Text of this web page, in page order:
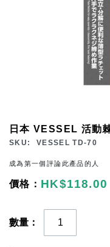
日本 VESSEL 活動
SKU VESSEL TD-70
成為第一個評論此產品的人
HK$118.00
數量
to
beginning
of
images